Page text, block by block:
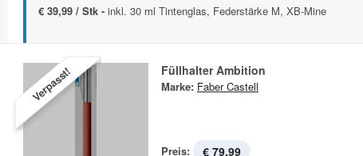
€ 39,99 / Stk - inkl. 30 ml Tintenglas, Federstärke M, XB-Mine
Verpasst! Füllhalter Ambition
Marke: Faber Castell
Preis: € 79,99